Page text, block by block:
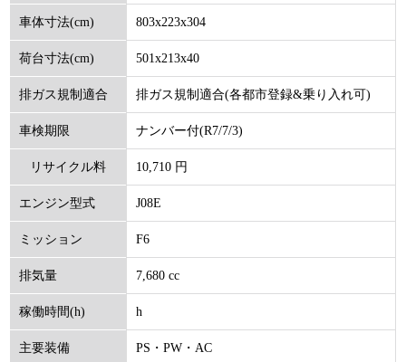
車体寸法(cm) 803x223x304
荷台寸法(cm) 501x213x40
排ガス規制適合 排ガス規制適合(各都市登録&乗り入れ可)
車検期限 ナンバー付(R7/7/3)
リサイクル料
(円)
10,710 円
エンジン型式 J08E
ミッション F6
排気量 7,680 cc
稼働時間(h) h
主要装備 PS・PW・AC